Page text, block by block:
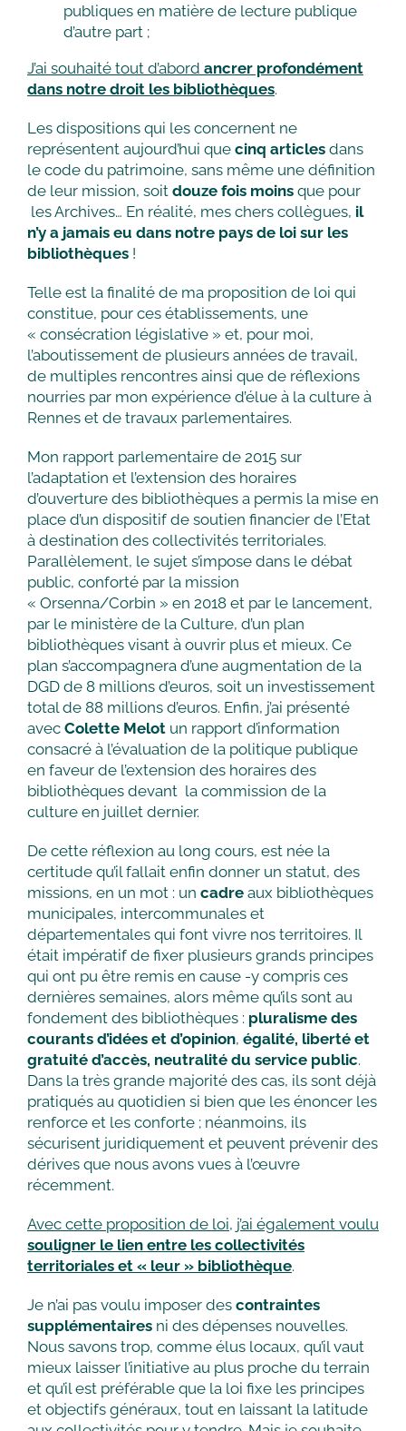
publiques en matière de lecture publique
d’autre part ;
J’ai souhaité tout d’abord ancrer profondément
dans notre droit les bibliothèques.
Les dispositions qui les concernent ne
représentent aujourd’hui que cinq articlesdans
le code du patrimoine, sans même une définition
de leur mission, soit douze fois moins que pour
les Archives… En réalité, mes chers collègues, il
n’y a jamais eu dans notre pays de loi sur les
bibliothèques!
Telle est la finalité de ma proposition de loi qui
constitue, pour ces établissements, une
« consécration législative » et, pour moi,
l’aboutissement de plusieurs années de travail,
de multiples rencontres ainsi que de réflexions
nourries par mon expérience d’élue à la culture à
Rennes et de travaux parlementaires.
Mon rapport parlementaire de 2015 sur
l’adaptation et l’extension des horaires
d’ouverture des bibliothèques a permis la mise en
place d’un dispositif de soutien financier de l’Etat
à destination des collectivités territoriales.
Parallèlement, le sujet s’impose dans le débat
public, conforté par la mission
« Orsenna/Corbin » en 2018 et par le lancement,
par le ministère de la Culture, d’un plan
bibliothèques visant à ouvrir plus et mieux. Ce
plan s’accompagnera d’une augmentation de la
DGD de 8 millions d’euros, soit un investissement
total de 88 millions d’euros. Enfin, j’ai présenté
avec Colette Melotun rapport d’information
consacré à l’évaluation de la politique publique
en faveur de l’extension des horaires des
bibliothèques devant la commission de la
culture en juillet dernier.
De cette réflexion au long cours, est née la
certitude qu’il fallait enfin donner un statut, des
missions, en un mot : un cadreaux bibliothèques
municipales, intercommunales et
départementales qui font vivre nos territoires. Il
était impératif de fixer plusieurs grands principes
qui ont pu être remis en cause -y compris ces
dernières semaines, alors même qu’ils sont au
fondement des bibliothèques : pluralisme des
courants d’idées et d’opinion, égalité, liberté et
gratuité d’accès, neutralité du service public.
Dans la très grande majorité des cas, ils sont déjà
pratiqués au quotidien si bien que les énoncer les
renforce et les conforte ; néanmoins, ils
sécurisent juridiquement et peuvent prévenir des
dérives que nous avons vues à l’œuvre
récemment.
Avec cette proposition de loi, j’ai également voulu
souligner le lien entre les collectivités
territoriales et « leur » bibliothèque.
Je n’ai pas voulu imposer des contraintes
supplémentairesni des dépenses nouvelles.
Nous savons trop, comme élus locaux, qu’il vaut
mieux laisser l’initiative au plus proche du terrain
et qu’il est préférable que la loi fixe les principes
et objectifs généraux, tout en laissant la latitude